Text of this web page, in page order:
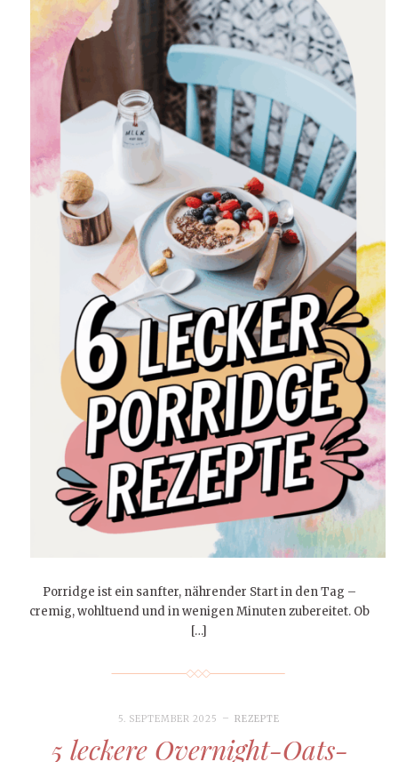
Porridge ist ein sanfter, nährender Start in den Tag –
cremig, wohltuend und in wenigen Minuten zubereitet. Ob
[…]
5. SEPTEMBER 2025 REZEPTE
5 leckere Overnight-Oats-